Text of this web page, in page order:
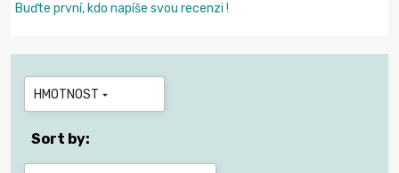
Buďte první, kdo napíše svou recenzi !
HMOTNOST 
Sort by: